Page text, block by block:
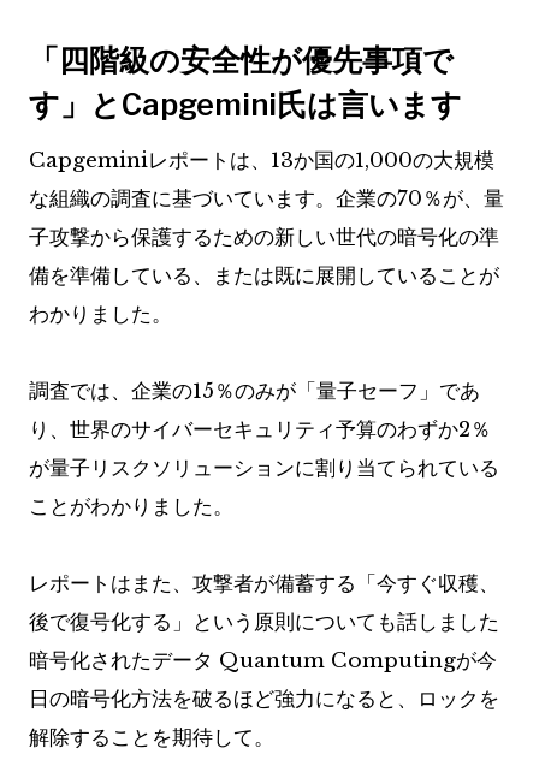
「四階級の安全性が優先事項で
す」とCapgemini氏は言います
Capgeminiレポートは、13か国の1,000の大規模
な組織の調査に基づいています。企業の70％が、量
子攻撃から保護するための新しい世代の暗号化の準
備を準備している、または既に展開していることが
わかりました。
調査では、企業の15％のみが「量子セーフ」であ
り、世界のサイバーセキュリティ予算のわずか2％
が量子リスクソリューションに割り当てられている
ことがわかりました。
レポートはまた、攻撃者が備蓄する「今すぐ収穫、
後で復号化する」という原則についても話しました
暗号化されたデータ Quantum Computingが今
日の暗号化方法を破るほど強力になると、ロックを
解除することを期待して。